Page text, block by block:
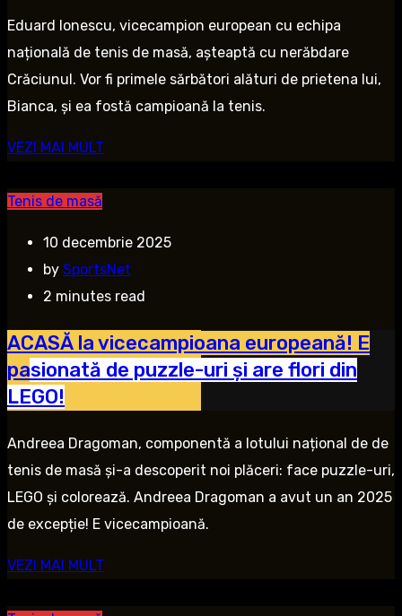
Eduard Ionescu, vicecampion european cu echipa
națională de tenis de masă, așteaptă cu nerăbdare
Crăciunul. Vor fi primele sărbători alături de prietena lui,
Bianca, și ea fostă campioană la tenis.
VEZI MAI MULT
Tenis de masă
10 decembrie 2025
by SportsNet
2 minutes read
ACASĂ la vicecampioana europeană! E
pasionată de puzzle-uri și are flori din
LEGO!
Andreea Dragoman, componentă a lotului național de de
tenis de masă și-a descoperit noi plăceri: face puzzle-uri,
LEGO și colorează. Andreea Dragoman a avut un an 2025
de excepție! E vicecampioană.
VEZI MAI MULT